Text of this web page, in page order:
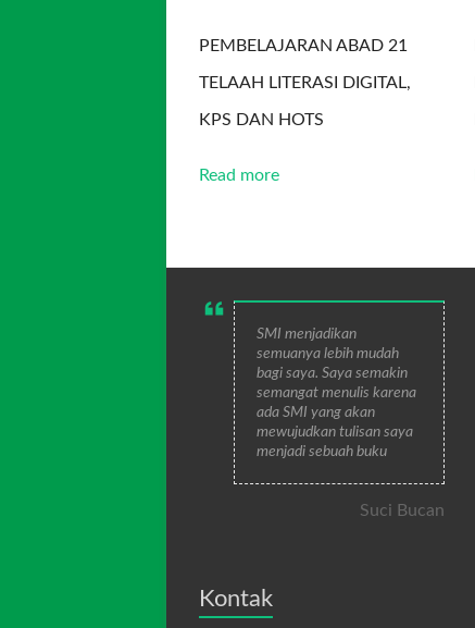
PEMBELAJARAN ABAD 21
TELAAH LITERASI DIGITAL,
KPS DAN HOTS
Read more
SMI menjadikan
semuanya lebih mudah
bagi saya. Saya semakin
semangat menulis karena
ada SMI yang akan
mewujudkan tulisan saya
menjadi sebuah buku
Suci Bucan
Kontak